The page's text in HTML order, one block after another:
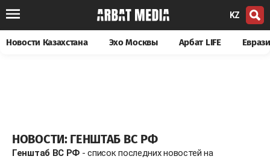
KZ
Новости Казахстана Эхо Москвы Арбат LIFE
НОВОСТИ: ГЕНШТАБ ВС РФ
Генштаб ВС РФ - список последних новостей на